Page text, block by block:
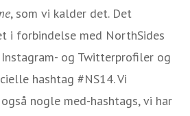
, som vi kalder det. Det
i forbindelse med NorthSides
og Twitterprofiler og
hashtag #NS14. Vi
nogle med-hashtags, vi har